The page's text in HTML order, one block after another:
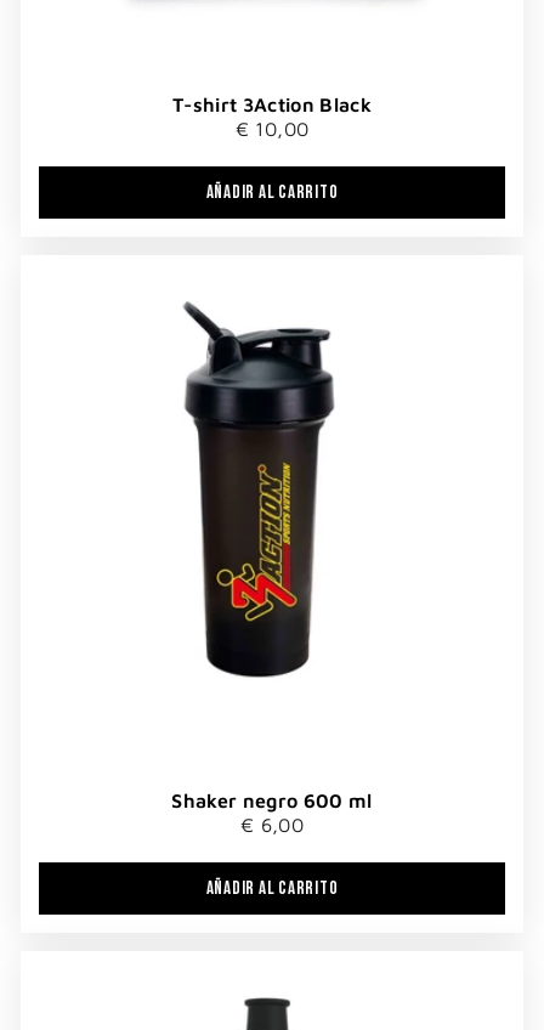
T-shirt 3Action Black
€ 10,00
AÑADIR AL CARRITO
Shaker negro 600 ml
€ 6,00
AÑADIR AL CARRITO